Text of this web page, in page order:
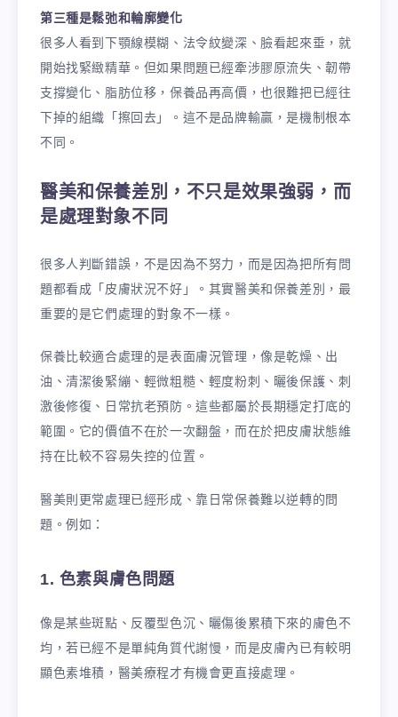
第三種是鬆弛和輪廓變化
很多人看到下顎線模糊、法令紋變深、臉看起來垂，就
開始找緊緻精華。但如果問題已經牽涉膠原流失、韌帶
支撐變化、脂肪位移，保養品再高價，也很難把已經往
下掉的組織「擦回去」。這不是品牌輸贏，是機制根本
不同。
醫美和保養差別，不只是效果強弱，而
是處理對象不同
很多人判斷錯誤，不是因為不努力，而是因為把所有問
題都看成「皮膚狀況不好」。其實醫美和保養差別，最
重要的是它們處理的對象不一樣。
保養比較適合處理的是表面膚況管理，像是乾燥、出
油、清潔後緊繃、輕微粗糙、輕度粉刺、曬後保護、刺
激後修復、日常抗老預防。這些都屬於長期穩定打底的
範圍。它的價值不在於一次翻盤，而在於把皮膚狀態維
持在比較不容易失控的位置。
醫美則更常處理已經形成、靠日常保養難以逆轉的問
題。例如：
1. 色素與膚色問題
像是某些斑點、反覆型色沉、曬傷後累積下來的膚色不
均，若已經不是單純角質代謝慢，而是皮膚內已有較明
顯色素堆積，醫美療程才有機會更直接處理。